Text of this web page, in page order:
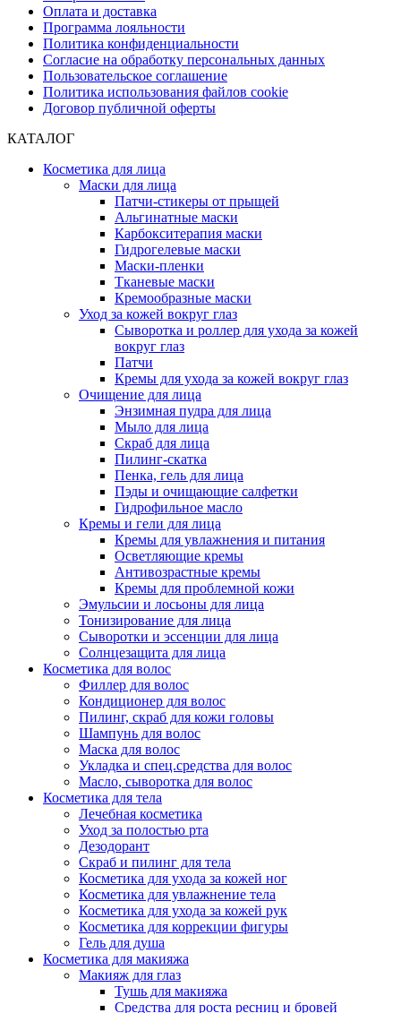
Оплата и доставка
Программа лояльности
Политика конфиденциальности
Согласие на обработку персональных данных
Пользовательское соглашение
Политика использования файлов cookie
Договор публичной оферты
КАТАЛОГ
Косметика для лица
Маски для лица
Патчи-стикеры от прыщей
Альгинатные маски
Карбокситерапия маски
Гидрогелевые маски
Маски-пленки
Тканевые маски
Кремообразные маски
Уход за кожей вокруг глаз
Сыворотка и роллер для ухода за кожей
вокруг глаз
Патчи
Кремы для ухода за кожей вокруг глаз
Очищение для лица
Энзимная пудра для лица
Мыло для лица
Скраб для лица
Пилинг-скатка
Пенка, гель для лица
Пэды и очищающие салфетки
Гидрофильное масло
Кремы и гели для лица
Кремы для увлажнения и питания
Осветляющие кремы
Антивозрастные кремы
Кремы для проблемной кожи
Эмульсии и лосьоны для лица
Тонизирование для лица
Сыворотки и эссенции для лица
Солнцезащита для лица
Косметика для волос
Филлер для волос
Кондиционер для волос
Пилинг, скраб для кожи головы
Шампунь для волос
Маска для волос
Укладка и спец.средства для волос
Масло, сыворотка для волос
Косметика для тела
Лечебная косметика
Уход за полостью рта
Дезодорант
Скраб и пилинг для тела
Косметика для ухода за кожей ног
Косметика для увлажнение тела
Косметика для ухода за кожей рук
Косметика для коррекции фигуры
Гель для душа
Косметика для макияжа
Макияж для глаз
Тушь для макияжа
Средства для роста ресниц и бровей